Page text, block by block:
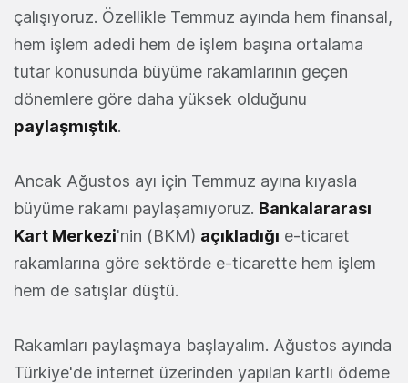
çalışıyoruz. Özellikle Temmuz ayında hem finansal,
hem işlem adedi hem de işlem başına ortalama
tutar konusunda büyüme rakamlarının geçen
dönemlere göre daha yüksek olduğunu
paylaşmıştık.
Ancak Ağustos ayı için Temmuz ayına kıyasla
büyüme rakamı paylaşamıyoruz. Bankalararası
Kart Merkezi'nin (BKM) açıkladığı e-ticaret
rakamlarına göre sektörde e-ticarette hem işlem
hem de satışlar düştü.
Rakamları paylaşmaya başlayalım. Ağustos ayında
Türkiye'de internet üzerinden yapılan kartlı ödeme